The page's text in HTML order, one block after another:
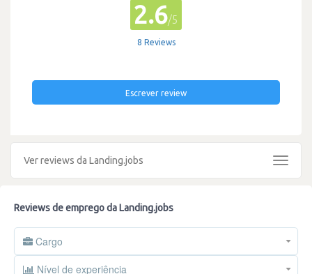
2.6/5
8 Reviews
Escrever review
Ver reviews da Landing.jobs
Toggle
Reviews de emprego da Landing.jobs
Cargo
Nível de experiência